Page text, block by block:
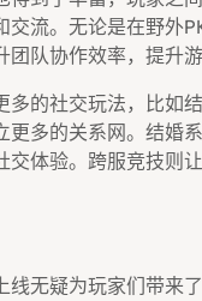
交流。无论是在野外
队协作效率，提升
多的社交玩法，比如
更多的关系网。结婚
交体验。跨服竞技则
线无疑为玩家们带